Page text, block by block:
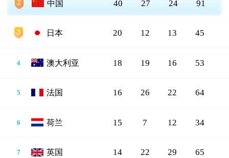
中国 40 27 24 91
日本 20 12 13 45
4 澳大利亚 18 19 16 53
5 法国 16 26 22 64
6 荷兰 15 7 12 34
7 英国 14 22 29 65